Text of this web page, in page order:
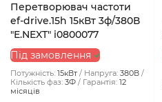
Перетворювач частоти
ef-drive.15h 15кВт 3ф/380В
"E.NEXT" i0800077
Під замовлення
Потужність: 15кВт Напруга: 380В
Кількість фаз: 3Ф Гарантія: 12
місяців